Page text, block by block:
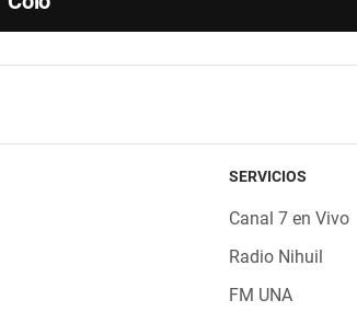
SERVICIOS
Canal 7 en Vivo
Radio Nihuil
FM UNA